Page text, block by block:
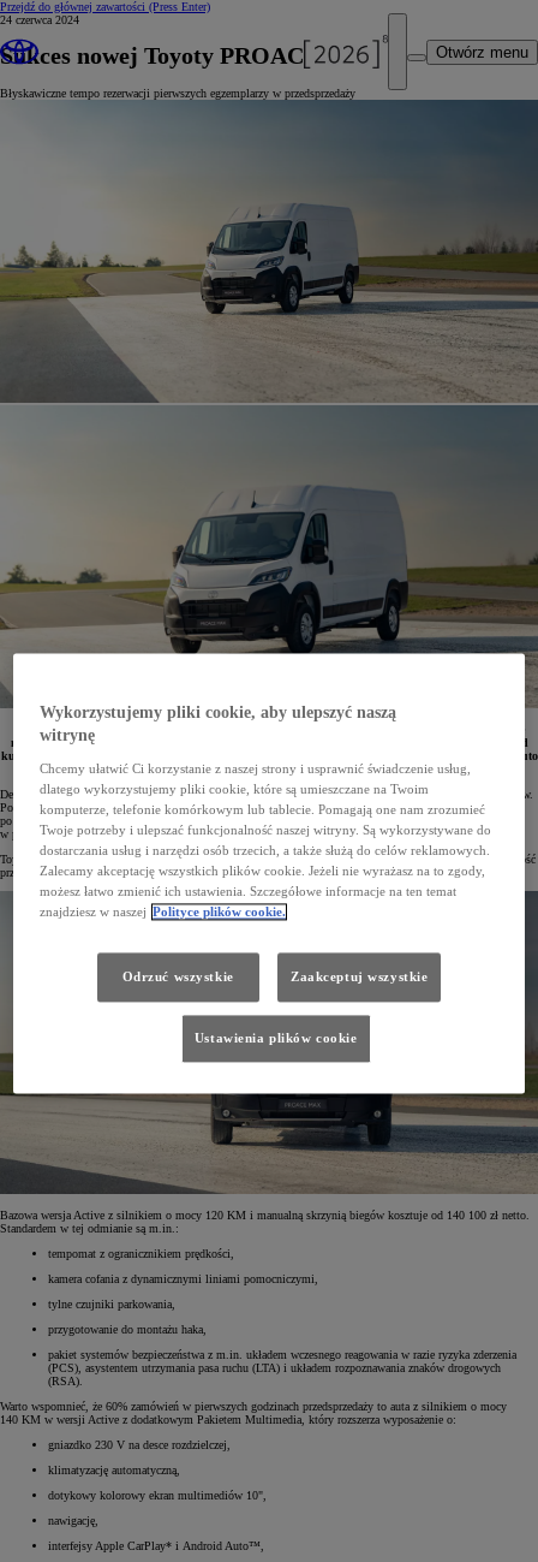
Przejdź do głównej zawartości (Press Enter)
Otwórz menu
24 czerwca 2024
Sukces nowej Toyoty PROACE MAX
Błyskawiczne tempo rezerwacji pierwszych egzemplarzy w przedsprzedaży
Trwa przedsprzedaż nowej Toyoty PROACE MAX, największego samochodu dostawczego w ofercie
marki. Debiutujący w tym roku na polskim rynku pojazd cieszy się dużym zainteresowaniem wśród
kupujących – w pierwszych czterech godzinach przedsprzedaży zamówiono aż 52 egz. tego modelu. Auto
oferuje szerokie możliwości konfiguracji i kosztuje od 140 100 zł netto.
Debiutująca na rynku polskim nowa Toyota PROACE MAX spotkała się z dużym zainteresowaniem klientów.
Potwierdzają to m.in. pierwsze dane z przedsprzedaży tego wszechstronnego auta użytkowego. Tuż
po rozpoczęciu przyjmowania zamówień zarezerwowano 85 egz. tego modelu, z czego aż 52 egz. –
w pierwszych czterech godzinach.
Toyota PROACE MAX to największy dostawczy model w ofercie marki. Niesamowitą ładowność i pojemność
przestrzeni ładunkowej łączy on z wydajnymi napędami oraz wyrazistym designem.
Bazowa wersja Active z silnikiem o mocy 120 KM i manualną skrzynią biegów kosztuje od 140 100 zł netto.
Standardem w tej odmianie są m.in.:
tempomat z ogranicznikiem prędkości,
kamera cofania z dynamicznymi liniami pomocniczymi,
tylne czujniki parkowania,
przygotowanie do montażu haka,
pakiet systemów bezpieczeństwa z m.in. układem wczesnego reagowania w razie ryzyka zderzenia
(PCS), asystentem utrzymania pasa ruchu (LTA) i układem rozpoznawania znaków drogowych
(RSA).
Warto wspomnieć, że 60% zamówień w pierwszych godzinach przedsprzedaży to auta z silnikiem o mocy
140 KM w wersji Active z dodatkowym Pakietem Multimedia, który rozszerza wyposażenie o:
gniazdko 230 V na desce rozdzielczej,
klimatyzację automatyczną,
dotykowy kolorowy ekran multimediów 10",
nawigację,
interfejsy Apple CarPlay* i Android Auto™,
Wykorzystujemy pliki cookie, aby ulepszyć naszą
witrynę
Chcemy ułatwić Ci korzystanie z naszej strony i usprawnić świadczenie usług,
dlatego wykorzystujemy pliki cookie, które są umieszczane na Twoim
komputerze, telefonie komórkowym lub tablecie. Pomagają one nam zrozumieć
Twoje potrzeby i ulepszać funkcjonalność naszej witryny. Są wykorzystywane do
dostarczania usług i narzędzi osób trzecich, a także służą do celów reklamowych.
Zalecamy akceptację wszystkich plików cookie. Jeżeli nie wyrażasz na to zgody,
możesz łatwo zmienić ich ustawienia. Szczegółowe informacje na ten temat
znajdziesz w naszej Polityce plików cookie.
Odrzuć wszystkie Zaakceptuj wszystkie
Ustawienia plików cookie